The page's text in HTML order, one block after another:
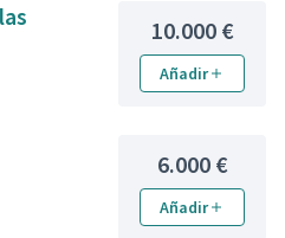
10.000 €
Añadir
6.000 €
Añadir